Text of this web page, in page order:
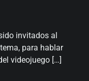
invitados al
para hablar
videojuego […]